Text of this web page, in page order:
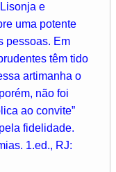
e
uma potente
pessoas. Em
têm tido
artimanha o
não foi
ao convite”
fidelidade.
1.ed., RJ: